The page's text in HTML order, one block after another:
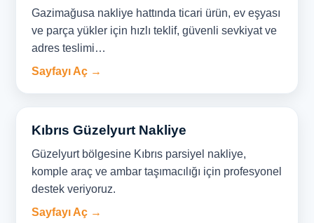
Gazimağusa nakliye hattında ticari ürün, ev eşyası
ve parça yükler için hızlı teklif, güvenli sevkiyat ve
adres teslimi…
Sayfayı Aç →
Kıbrıs Güzelyurt Nakliye
Güzelyurt bölgesine Kıbrıs parsiyel nakliye,
komple araç ve ambar taşımacılığı için profesyonel
destek veriyoruz.
Sayfayı Aç →